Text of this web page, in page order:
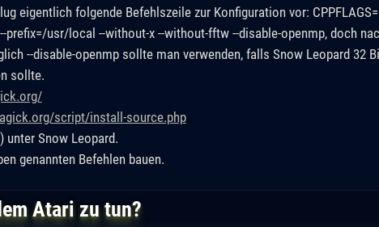
eigentlich folgende Befehlszeile zur Konfiguration vor:
usr/local --without-x --without-fftw --disable-openmp, doch
--disable-openmp sollte man verwenden, falls Snow Leopard 32
sollte.
script/install-source.php
unter Snow Leopard.
genannten Befehlen bauen.
Atari zu tun?